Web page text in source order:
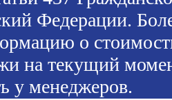
Федерации.
о
на текущий
у менеджеров.